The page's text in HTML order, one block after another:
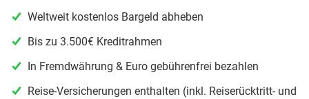
Weltweit kostenlos Bargeld abheben
Bis zu 3.500€ Kreditrahmen
In Fremdwährung & Euro gebührenfrei bezahlen
Reise-Versicherungen enthalten (inkl. Reiserücktritt- und